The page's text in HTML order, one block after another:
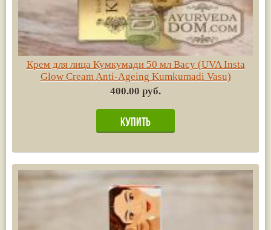
Крем для лица Кумкумади 50 мл Васу (UVA Insta
Glow Cream Anti-Ageing Kumkumadi Vasu)
400.00 руб.